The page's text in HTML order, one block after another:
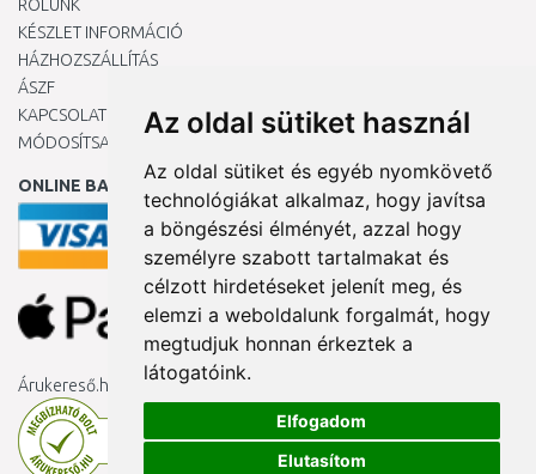
Az oldal sütiket használ
Az oldal sütiket és egyéb nyomkövető
technológiákat alkalmaz, hogy javítsa
a böngészési élményét, azzal hogy
személyre szabott tartalmakat és
célzott hirdetéseket jelenít meg, és
elemzi a weboldalunk forgalmát, hogy
megtudjuk honnan érkeztek a
látogatóink.
Elfogadom
Elutasítom
RÓLUNK
KÉSZLET INFORMÁCIÓ
HÁZHOZSZÁLLÍTÁS
ÁSZF
KAPCSOLAT
MÓDOSÍTSA A COOKIE-BEÁLLÍTÁSAIMAT
ONLINE BANKKÁRTYÁVAL
Árukereső.hu